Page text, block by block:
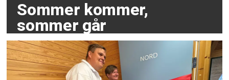
Sommer kommer,
sommer går